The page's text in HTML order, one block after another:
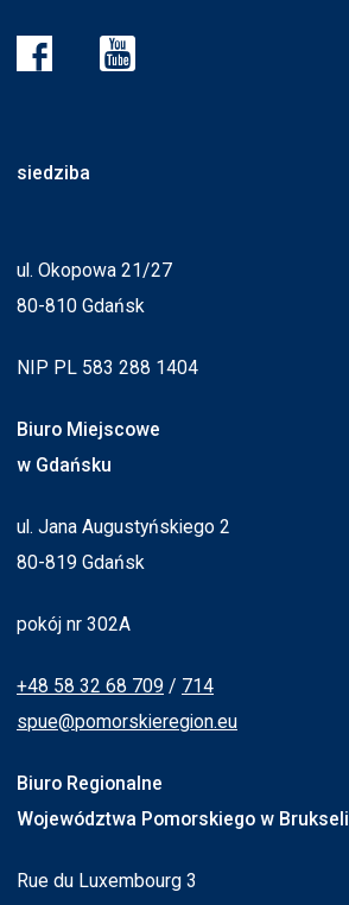
siedziba
ul. Okopowa 21/27
80-810 Gdańsk
NIP PL 583 288 1404
Biuro Miejscowe
w Gdańsku
ul. Jana Augustyńskiego 2
80-819 Gdańsk
pokój nr 302A
+48 58 32 68 709 / 714
spue@pomorskieregion.eu
Biuro Regionalne
Województwa Pomorskiego w Brukseli
Rue du Luxembourg 3